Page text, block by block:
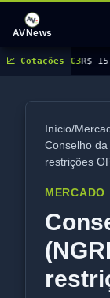
AVNews
📈 Cotações
R$ 15.15 |BBDC4
Início/
Conselho
restrições
MERCADO